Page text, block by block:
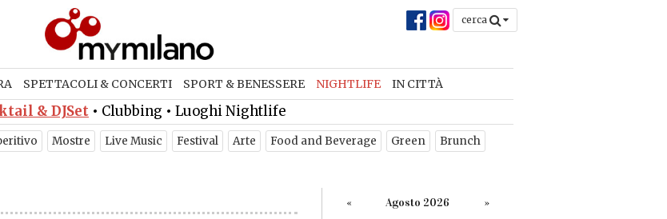
cerca
SPETTACOLI & CONCERTI SPORT & BENESSERE NIGHTLIFE IN CITTÀ
& DJSet • Clubbing • Luoghi Nightlife
Mostre Live Music Festival Arte Food and Beverage Green Brunch
« Agosto 2026
»